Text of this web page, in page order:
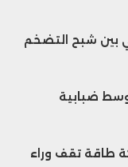
بين شبح التضخم
ضبابية
طاقة تقف وراء